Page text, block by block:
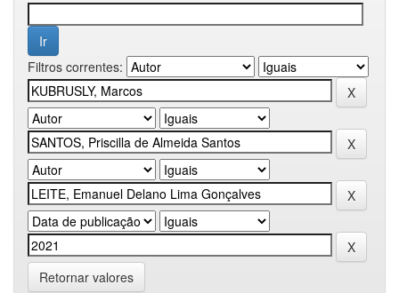
Filtros correntes:
Retornar valores